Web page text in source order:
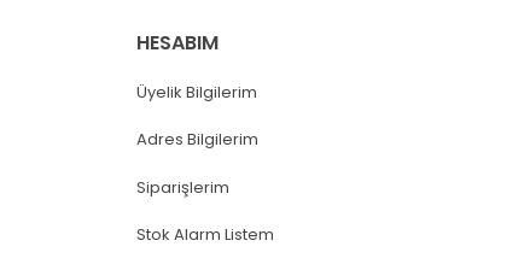
HESABIM
Üyelik Bilgilerim
Adres Bilgilerim
Siparişlerim
Stok Alarm Listem